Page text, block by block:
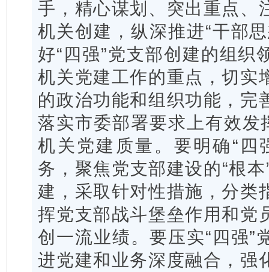
手，精心谋划、突出重点、
机关创建，纵深推进“干部
好“四强”党支部创建的组织
机关党建工作的重点，切实
的政治功能和组织功能，完
落实市委部署要求上有效发
机关党建质量。要明确“四
务，聚焦党支部建设的“根本
建，采取针对性措施，分类
挥党支部战斗堡垒作用和党
创一流业绩。要压实“四强”
进党建和业务深度融合，强